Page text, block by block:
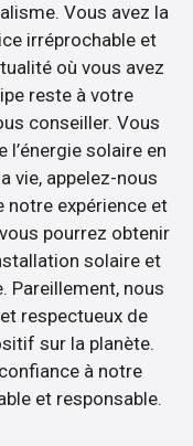
Vous avez la
irréprochable et
où vous avez
reste à votre
conseiller. Vous
solaire en
vie, appelez-nous
notre expérience et
pourrez obtenir
solaire et
Pareillement, nous
respectueux de
sur la planète.
à notre
et responsable.